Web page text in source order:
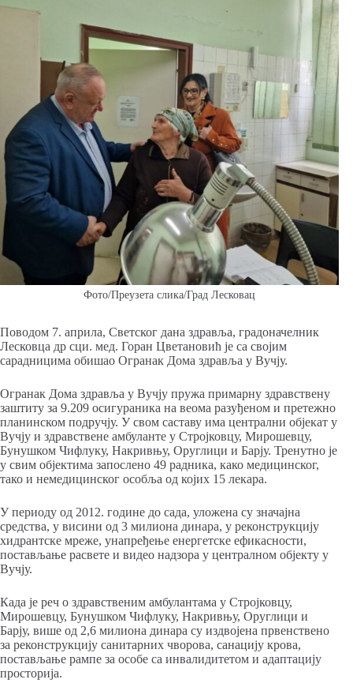
Фото/Преузета слика/Град Лесковац
Поводом 7. априла, Светског дана здравља, градоначелник
Лесковца др сци. мед. Горан Цветановић је са својим
сарадницима обишао Огранак Дома здравља у Вучју.
Огранак Дома здравља у Вучју пружа примарну здравствену
заштиту за 9.209 осигураника на веома разуђеном и претежно
планинском подручју. У свом саставу има централни објекат у
Вучју и здравствене амбуланте у Стројковцу, Мирошевцу,
Бунушком Чифлуку, Накривњу, Оруглици и Барју. Тренутно је
у свим објектима запослено 49 радника, како медицинског,
тако и немедицинског особља од којих 15 лекара.
У периоду од 2012. године до сада, уложена су значајна
средства, у висини од 3 милиона динара, у реконструкцију
хидрантске мреже, унапређење енергетске ефикасности,
постављање расвете и видео надзора у централном објекту у
Вучју.
Када је реч о здравственим амбулантама у Стројковцу,
Мирошевцу, Бунушком Чифлуку, Накривњу, Оруглици и
Барју, више од 2,6 милиона динара су издвојена првенствено
за реконструкцију санитарних чворова, санацију крова,
постављање рампе за особе са инвалидитетом и адаптацију
просторија.